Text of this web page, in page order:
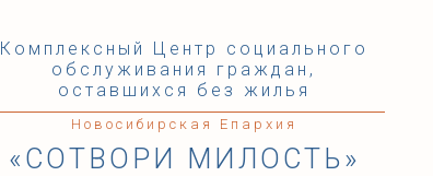
Комплексный Центр социального
обслуживания граждан,
оставшихся без жилья
Новосибирская Епархия
«СОТВОРИ МИЛОСТЬ»